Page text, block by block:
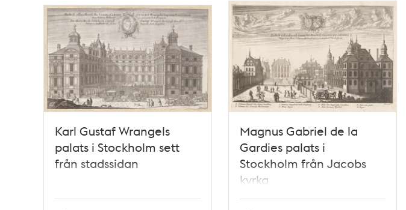
och
Karl Gustaf Wrangels
palats i Stockholm sett
från stadssidan
Magnus Gabriel de la
Gardies palats i
Stockholm från Jacobs
kyrka